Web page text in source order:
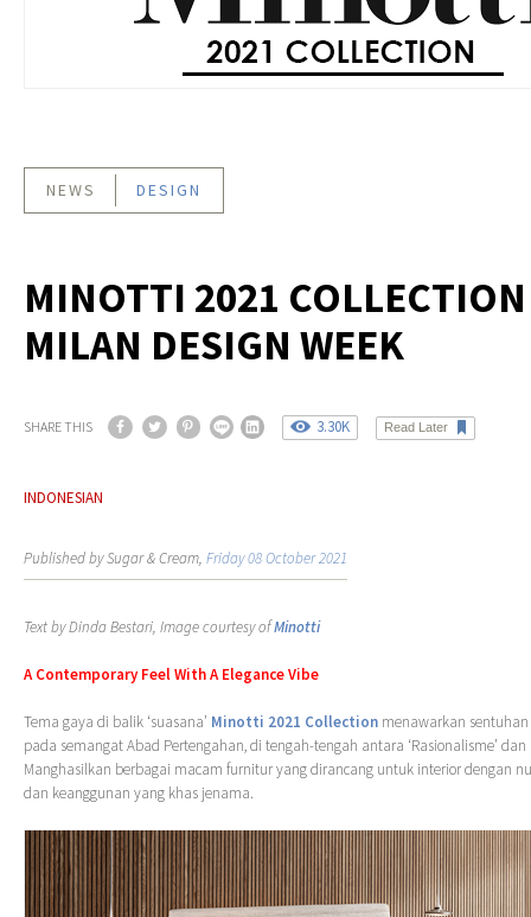
NEWS DESIGN
MINOTTI 2021
MILAN DESIGN WEEK
SHARE THIS 3.30K Read Later
INDONESIAN
Published by Sugar & Cream, Friday 08 October 2021
Text by Dinda Bestari, Image courtesy ofMinotti
A Contemporary Feel With A Elegance Vibe
Tema gaya di balik ‘suasana’ Minotti 2021 Collection menawarkan
pada semangat Abad Pertengahan, di tengah-tengah antara ‘Rasionalisme’ dan
Manghasilkan berbagai macam furnitur yang dirancang untuk interior dengan
dan keanggunan yang khas jenama.